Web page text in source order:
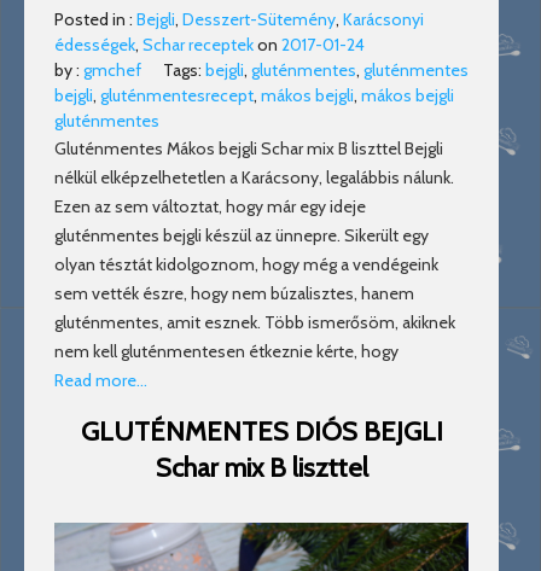
Posted in : Bejgli, Desszert-Sütemény, Karácsonyi
édességek, Schar receptekon 2017-01-24
by : gmchef Tags: bejgli, gluténmentes, gluténmentes
bejgli, gluténmentesrecept, mákos bejgli, mákos bejgli
gluténmentes
Gluténmentes Mákos bejgli Schar mix B liszttel Bejgli
nélkül elképzelhetetlen a Karácsony, legalábbis nálunk.
Ezen az sem változtat, hogy már egy ideje
gluténmentes bejgli készül az ünnepre. Sikerült egy
olyan tésztát kidolgoznom, hogy még a vendégeink
sem vették észre, hogy nem búzalisztes, hanem
gluténmentes, amit esznek. Több ismerősöm, akiknek
nem kell gluténmentesen étkeznie kérte, hogy
Read more…
GLUTÉNMENTES DIÓS BEJGLI
Schar mix B liszttel